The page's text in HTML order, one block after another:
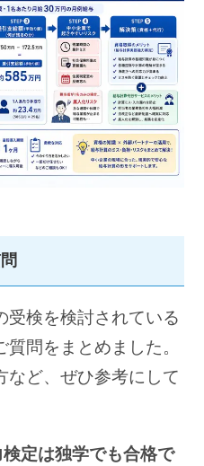
受検を検討されている
問をまとめました。
など、ぜひ参考にして
定は独学でも合格で